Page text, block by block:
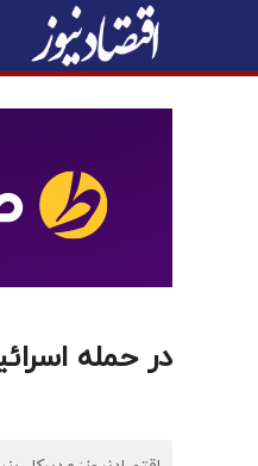
در حمله